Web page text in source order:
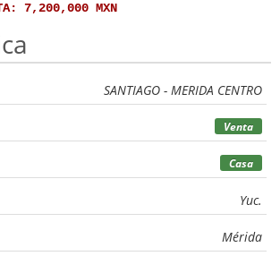
7,200,000 MXN
SANTIAGO - MERIDA CENTRO
Venta
Casa
Yuc.
Mérida